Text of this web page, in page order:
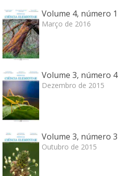
Volume 4, número 1
Março de 2016
Volume 3, número 4
Dezembro de 2015
Volume 3, número 3
Outubro de 2015